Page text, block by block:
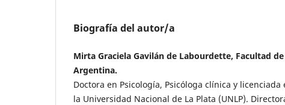
Biografía del autor/a
Mirta Graciela Gavilán de Labourdette, Facultad
Argentina.
Doctora en Psicología, Psicóloga clínica y licenciada
la Universidad Nacional de La Plata (UNLP).